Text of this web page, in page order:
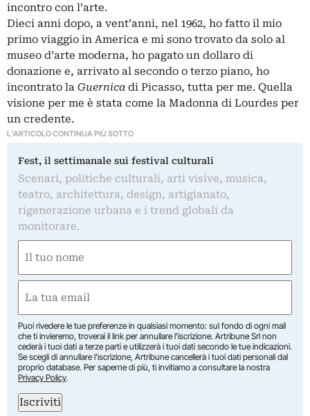
incontro con l’arte.
Dieci anni dopo, a vent’anni, nel 1962, ho fatto il mio
primo viaggio in America e mi sono trovato da solo al
museo d’arte moderna, ho pagato un dollaro di
donazione e, arrivato al secondo o terzo piano, ho
incontrato la Guernica di Picasso, tutta per me. Quella
visione per me è stata come la Madonna di Lourdes per
un credente.
L'ARTICOLO CONTINUA PIÙ SOTTO
Fest, il settimanale sui festival culturali
Scenari, politiche culturali, arti visive, musica,
teatro, architettura, design, artigianato,
rigenerazione urbana e i trend globali da
monitorare.
(Obbligatorio)
Nome
(Obbligatorio)
Puoi rivedere le tue preferenze in qualsiasi momento: sul fondo di ogni mail
che ti invieremo, troverai il link per annullare l’iscrizione. Artribune Srl non
cederà i tuoi dati a terze parti e utilizzerà i tuoi dati secondo le tue indicazioni.
Se scegli di annullare l’iscrizione, Artribune cancellerà i tuoi dati personali dal
proprio database. Per saperne di più, ti invitiamo a consultare la nostra
Privacy Policy.
Iscriviti